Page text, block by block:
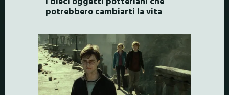
potrebbero cambiarti la vita